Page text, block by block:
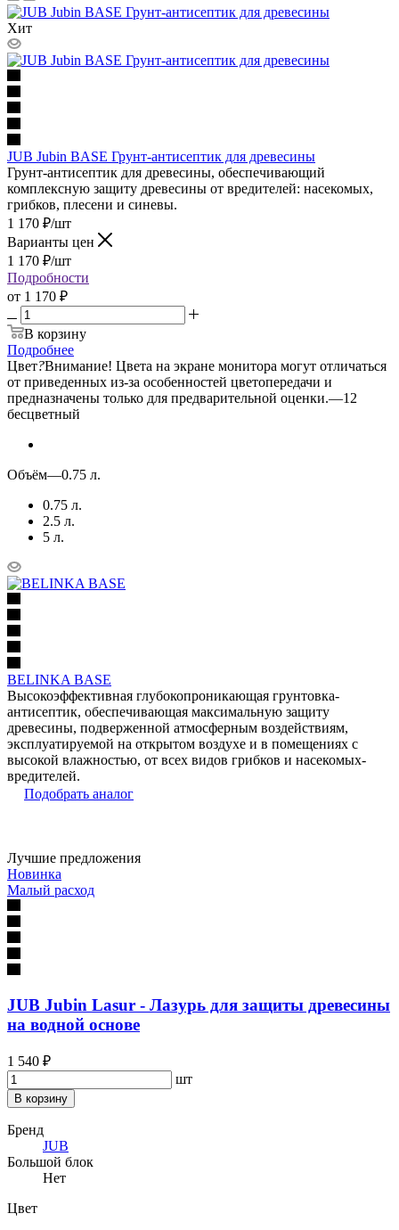
Хит
JUB Jubin BASE Грунт-антисептик для древесины
Грунт-антисептик для древесины, обеспечивающий
комплексную защиту древесины от вредителей: насекомых,
грибков, плесени и синевы.
1 170 ₽/шт
Варианты цен
1 170 ₽/шт
Подробности
от 1 170 ₽
В корзину
Подробнее
Цвет?Внимание! Цвета на экране монитора могут отличаться
от приведенных из-за особенностей цветопередачи и
предназначены только для предварительной оценки.—12
бесцветный
Объём—0.75 л.
0.75 л.
2.5 л.
5 л.
BELINKA BASE
Высокоэффективная глубокопроникающая грунтовка-
антисептик, обеспечивающая максимальную защиту
древесины, подверженной атмосферным воздействиям,
эксплуатируемой на открытом воздухе и в помещениях с
высокой влажностью, от всех видов грибков и насекомых-
вредителей.
Подобрать аналог
Лучшие предложения
Новинка
Малый расход
JUB Jubin Lasur - Лазурь для защиты древесины
на водной основе
1 540 ₽
шт
В корзину
Бренд
JUB
Большой блок
Нет
Цвет